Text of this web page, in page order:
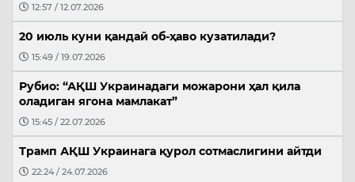
12:57 / 12.07.2026
20 июль куни қандай об-ҳаво кузатилади?
15:49 / 19.07.2026
Рубио: “АҚШ Украинадаги можарони ҳал қила
оладиган ягона мамлакат”
15:45 / 22.07.2026
Трамп АҚШ Украинага қурол сотмаслигини айтди
22:24 / 24.07.2026